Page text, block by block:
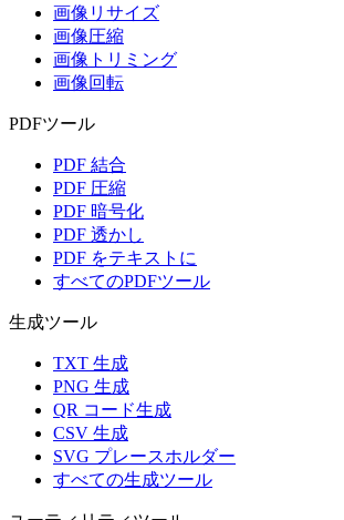
画像リサイズ
画像圧縮
画像トリミング
画像回転
PDFツール
PDF 結合
PDF 圧縮
PDF 暗号化
PDF 透かし
PDF をテキストに
すべてのPDFツール
生成ツール
TXT 生成
PNG 生成
QR コード生成
CSV 生成
SVG プレースホルダー
すべての生成ツール